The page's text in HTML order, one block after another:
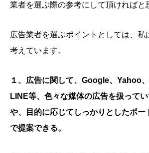
業者を選ぶ際の参考にして頂ければと
広告業者を選ぶポイントとしては、私
考えています。
１、広告に関して、Google、Yahoo
LINE等、色々な媒体の広告を扱って
や、目的に応じてしっかりとしたポー
で提案できる。